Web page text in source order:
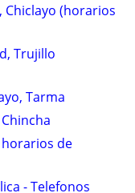
Chiclayo (horarios
Trujillo
Tarma
horarios de
- Telefonos